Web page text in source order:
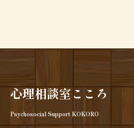
心理相談室こころ
Psychosocial Support KOKORO